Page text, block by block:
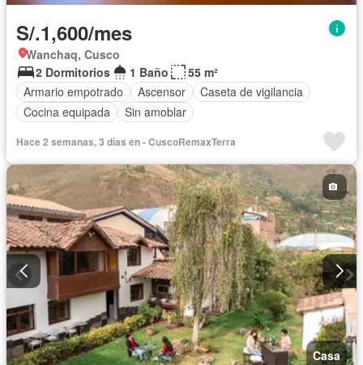
S/.1,600/mes
Wanchaq, Cusco
2 Dormitorios
1 Baño
55 m²
Armario empotrado
Ascensor
Caseta de vigilancia
Cocina equipada
Sin amoblar
Hace 2 semanas, 3 días en - CuscoRemaxTerra
Casa